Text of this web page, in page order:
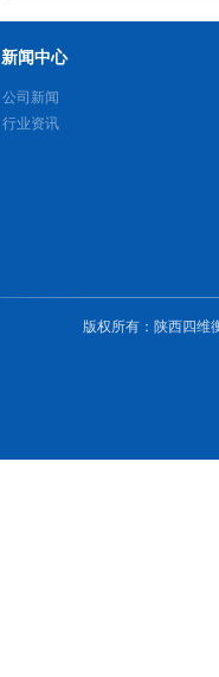
新闻中心
公司新闻
行业资讯
版权所有 ： 陕西四